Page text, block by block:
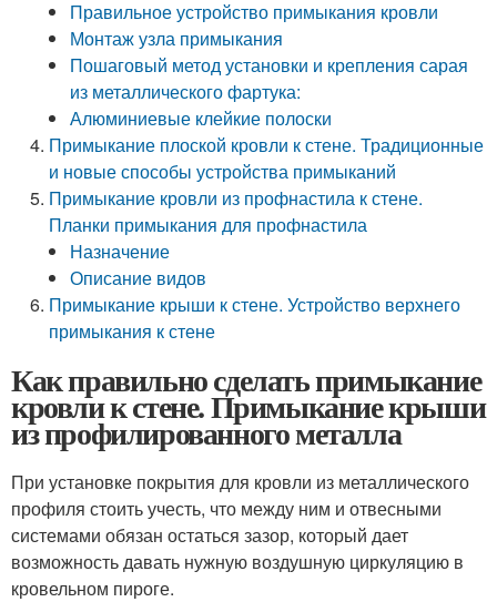
Правильное устройство примыкания кровли
Монтаж узла примыкания
Пошаговый метод установки и крепления сарая
из металлического фартука:
Алюминиевые клейкие полоски
Примыкание плоской кровли к стене. Традиционные
и новые способы устройства примыканий
Примыкание кровли из профнастила к стене.
Планки примыкания для профнастила
Назначение
Описание видов
Примыкание крыши к стене. Устройство верхнего
примыкания к стене
Как правильно сделать примыкание
кровли к стене. Примыкание крыши
из профилированного металла
При установке покрытия для кровли из металлического
профиля стоить учесть, что между ним и отвесными
системами обязан остаться зазор, который дает
возможность давать нужную воздушную циркуляцию в
кровельном пироге.